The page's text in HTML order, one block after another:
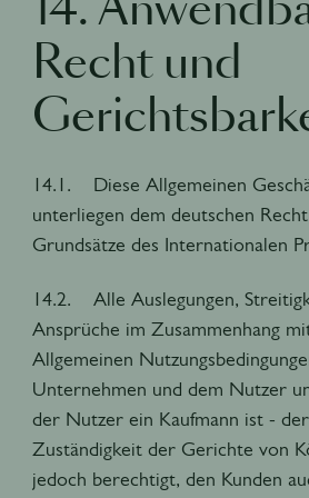
14.
Recht und
14.1. Diese Allgemeinen
unterliegen dem deutschen
Grundsätze des Internationalen
14.2. Alle Auslegungen,
Ansprüche im Zusammenhang
Allgemeinen
Unternehmen und dem Nutzer
der Nutzer ein Kaufmann ist -
Zuständigkeit der Gerichte von
jedoch berechtigt, den Kunden